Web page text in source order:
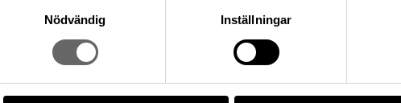
Nödvändig
Inställningar
värld (start 2021-06-24), Historiska museet
samlingar.shm.se/object/66D6B517-2CFE-402F-B5D4-